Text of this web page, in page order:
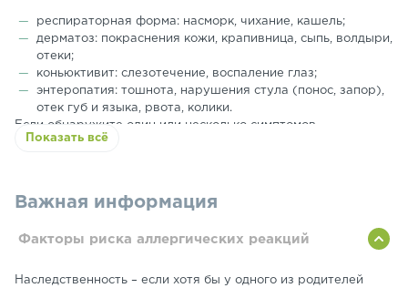
респираторная форма: насморк, чихание, кашель;
дерматоз: покраснения кожи, крапивница, сыпь, волдыри,
отеки;
коньюктивит: слезотечение, воспаление глаз;
энтеропатия: тошнота, нарушения стула (понос, запор),
отек губ и языка, рвота, колики.
Если обнаружите один или несколько симптомов,
обязательно обратитесь к врачу. При подозрении на отек
удушье и смерть!
Специалисты рекомендуют особенно внимательно следить
Показать всё
Важная информация
Факторы риска аллергических реакций
Наследственность – если хотя бы у одного из родителей